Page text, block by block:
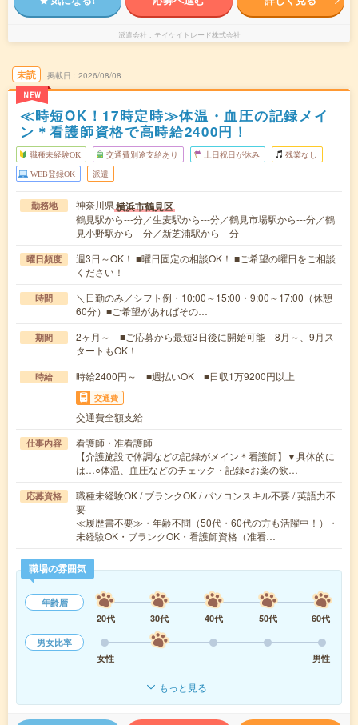
派遣会社 テイケイトレード株式会社
未読
NEW
掲載日 2026/08/08
≪時短OK！17時定時≫体温・血圧の記録メイ
ン＊看護師資格で高時給2400円！
職種未経験OK 交通費別途支給あり 土日祝日が休み 残業なし
WEB登録OK 派遣
勤務地 神奈川県横浜市鶴見区
鶴見駅から---分／生麦駅から---分／鶴見市場駅から---分／鶴
見小野駅から---分／新芝浦駅から---分
曜日頻度
週3日～OK！ ■曜日固定の相談OK！ ■ご希望の曜日をご相談
ください！
時間
＼日勤のみ／シフト例・10:00～15:00・9:00～17:00（休憩
60分）■ご希望があればその…
期間
2ヶ月～ ■ご応募から最短3日後に開始可能 8月～、9月ス
タートもOK！
時給 時給2400円～ ■週払いOK ■日収1万9200円以上
交通費
交通費全額支給
仕事内容
看護師・准看護師
【介護施設で体調などの記録がメイン＊看護師】▼具体的に
は…○体温、血圧などのチェック・記録○お薬の飲…
応募資格
職種未経験OK / ブランクOK / パソコンスキル不要 / 英語力不
要
≪履歴書不要≫・年齢不問（50代・60代の方も活躍中！）・
未経験OK・ブランクOK・看護師資格（准看…
職場の雰囲気
年齢層
20代
30代 40代 50代
60代
男女比率
女性
男性
もっと見る